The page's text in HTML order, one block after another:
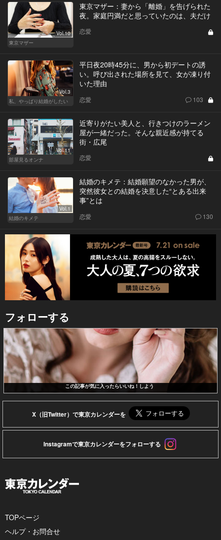
Vol.10
東京マザー
東京マザー：妻から「離婚」を告げられた
夜。家庭円満だと思っていたのは、夫だけ
恋愛
Vol.3
私、やっぱり結婚がしたい
平日夜20時45分に、男から初デートの誘
い。呼び出された場所を見て、女が凍り付
いた理由
恋愛 103
Vol.11
部屋見るオンナ
近寄りがたい美人と、行きつけのラーメン
屋が一緒だった。そんな親近感が持てる
街・広尾
恋愛
Vol.1
結婚のキメテ
結婚のキメテ：結婚願望のなかった男が、
突然彼女との結婚を決意した“とある出来
事”とは
恋愛 130
フォローする
この記事が気に入ったらいいね！しよう
X（旧Twitter）で東京カレンダーを
Instagramで東京カレンダーをフォローする
TOPページ
ヘルプ・お問合せ